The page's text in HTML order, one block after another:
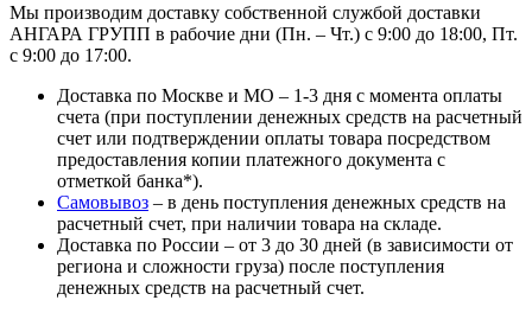
Мы производим доставку собственной службой доставки
АНГАРА ГРУПП в рабочие дни (Пн. – Чт.) с 9:00 до 18:00, Пт.
с 9:00 до 17:00.
Доставка по Москве и МО – 1-3 дня с момента оплаты
счета (при поступлении денежных средств на расчетный
счет или подтверждении оплаты товара посредством
предоставления копии платежного документа с
отметкой банка*).
Самовывоз – в день поступления денежных средств на
расчетный счет, при наличии товара на складе.
Доставка по России – от 3 до 30 дней (в зависимости от
региона и сложности груза) после поступления
денежных средств на расчетный счет.